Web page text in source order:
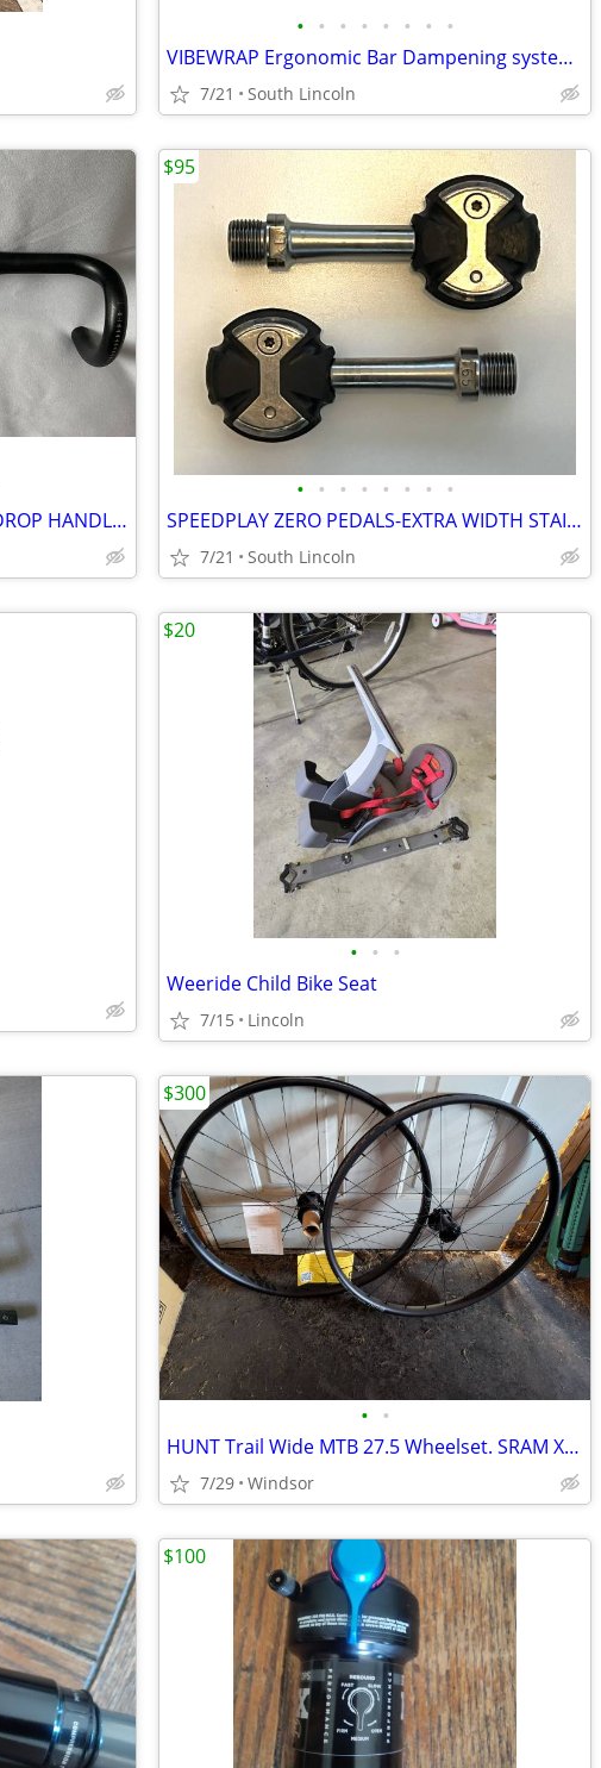
• • • • • • • •
VIBEWRAP Ergonomic Bar Dampening system--NEW in Box
7/21 South Lincoln
SPECIALIZED PRO Cx SHALLOW DROP HANDLEBAR--42cm--31.8 Clamp--Alloy
• • • • • • • •
SPEEDPLAY ZERO PEDALS-EXTRA WIDTH STAINLESS SPINDLES
7/21 South Lincoln
$95
• • •
Weeride Child Bike Seat
7/15 Lincoln
$20
• •
HUNT Trail Wide MTB 27.5 Wheelset. SRAM XD freehub
7/29 Windsor
$300
$100